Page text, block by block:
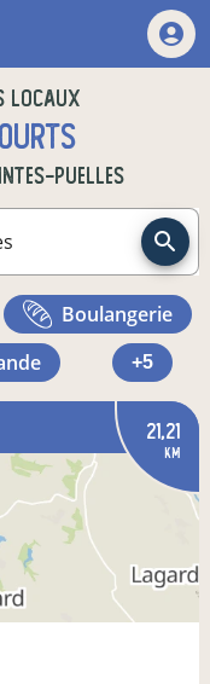
locaux
Puelles
boulangerie
+5
21,21
km